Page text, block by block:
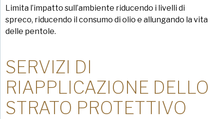
Limita l’impatto sull’ambiente riducendo i livelli di
spreco, riducendo il consumo di olio e allungando la vita
delle pentole.
SERVIZI DI
RIAPPLICAZIONE DELLO
STRATO PROTETTIVO